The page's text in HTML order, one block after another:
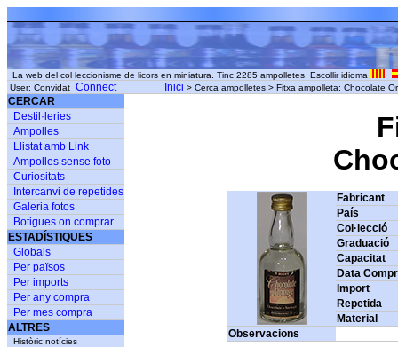
La web del col·leccionisme de licors en miniatura. Tinc 2285 ampolletes. Escollir idioma
User: Convidat Connect Inici > Cerca ampolletes > Fitxa ampolleta: Chocolate
CERCAR
Destil·leries
Ampolles
Llistat amb Link
Ampolles sense foto
Curiositats
Intercanvi de repetides
Galeria fotos
Botigues on comprar
ESTADÍSTIQUES
Globals
Per països
Per imports
Per any compra
Per mes compra
ALTRES
Històric notícies
Fabricant
País
Col·lecció
Graduació
Capacitat
Data
Import
Repetida
Material
Observacions